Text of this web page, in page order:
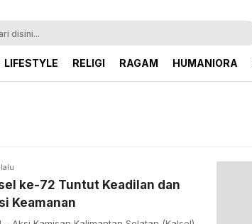
LIFESTYLE RELIGI RAGAM HUMANIORA
ke-72 Tuntut Keadilan dan
Keamanan